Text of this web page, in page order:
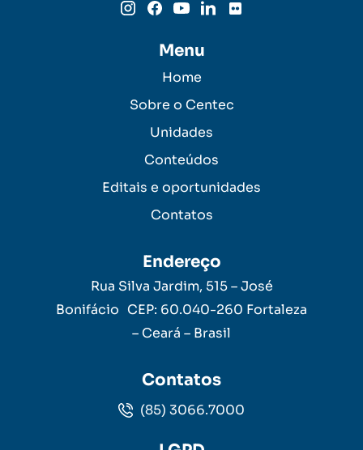
Menu
Home
Sobre o Centec
Unidades
Conteúdos
Editais e oportunidades
Contatos
Endereço
Rua Silva Jardim, 515 – José
Bonifácio CEP: 60.040-260 Fortaleza
– Ceará – Brasil
Contatos
(85) 3066.7000